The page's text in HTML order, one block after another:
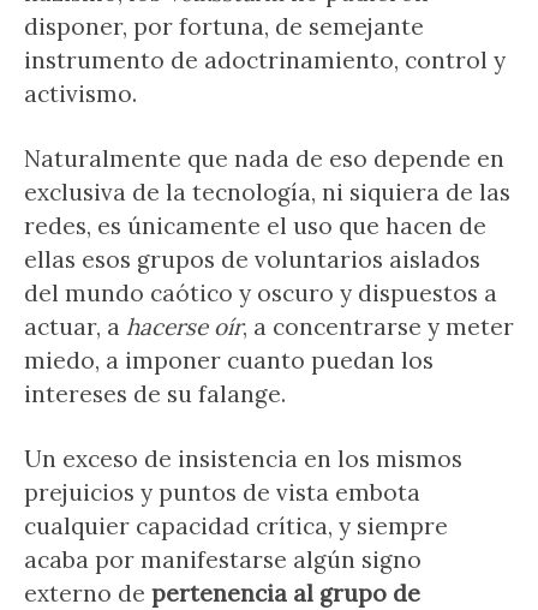
disponer, por fortuna, de semejante
instrumento de adoctrinamiento, control y
activismo.
Naturalmente que nada de eso depende en
exclusiva de la tecnología, ni siquiera de las
redes, es únicamente el uso que hacen de
ellas esos grupos de voluntarios aislados
del mundo caótico y oscuro y dispuestos a
actuar, a hacerse oír, a concentrarse y meter
miedo, a imponer cuanto puedan los
intereses de su falange.
Un exceso de insistencia en los mismos
prejuicios y puntos de vista embota
cualquier capacidad crítica, y siempre
acaba por manifestarse algún signo
externo de pertenencia al grupo de